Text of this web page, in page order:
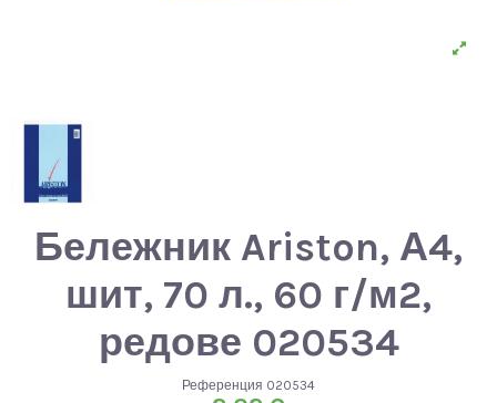
Бележник Ariston, А4,
шит, 70 л., 60 г/м2,
редове 020534
Референция 020534